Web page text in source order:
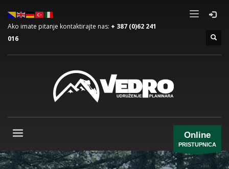
Ako imate pitanje kontaktirajte nas: + 387 (0)62 241
016
Online
PRISTUPNICA